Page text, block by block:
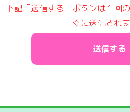
下記「送信する」ボタンは１回
ぐに送信されま